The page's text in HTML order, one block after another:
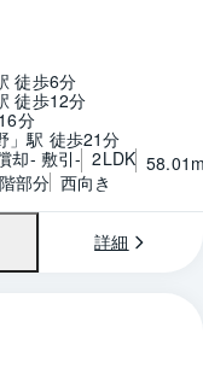
徒歩6分
徒歩12分
分
」駅 徒歩21分
却- 敷引- 2LDK
部分 西向き
詳細
間取り